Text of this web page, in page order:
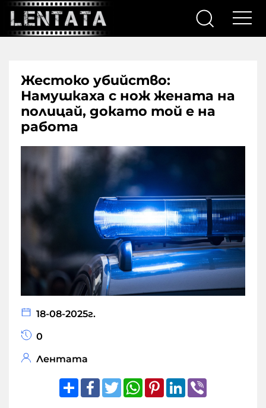
Жестоко убийство:
Намушкаха с нож жената на
полицай, докато той е на
работа
18-08-2025г.
0
Лентата
ShareFacebook
TwitterWhatsApp
Pinterest
LinkedIn